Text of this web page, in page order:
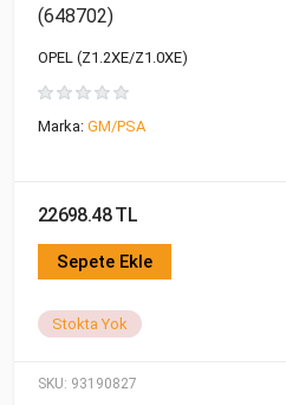
SKU: 93190827
(648702)
OPEL (Z1.2XE/Z1.0XE)
Marka: GM/PSA
22698.48 TL
Sepete Ekle
Stokta Yok